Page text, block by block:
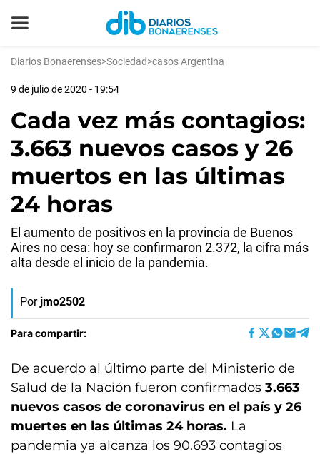
Diarios Bonaerenses>Sociedad>casos Argentina
9 de julio de 2020 - 19:54
Cada vez más contagios:
3.663 nuevos casos y 26
muertos en las últimas
24 horas
El aumento de positivos en la provincia de Buenos
Aires no cesa: hoy se confirmaron 2.372, la cifra más
alta desde el inicio de la pandemia.
Por jmo2502
Para compartir:
De acuerdo al último parte del Ministerio de
Salud de la Nación fueron confirmados 3.663
nuevos casos de coronavirus en el país y 26
muertes en las últimas 24 horas. La
pandemia ya alcanza los 90.693 contagios